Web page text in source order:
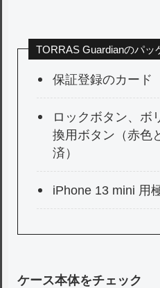
TORRAS Guardianのパッ
保証登録のカード
ロックボタン、ボ
換用ボタン（赤色
済）
iPhone 13 mini 用
ケース本体をチェック